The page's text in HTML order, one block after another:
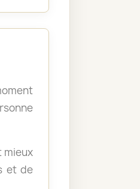
mieux
et de